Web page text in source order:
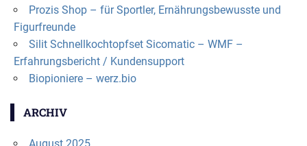
Prozis Shop – für Sportler, Ernährungsbewusste und
Figurfreunde
Silit Schnellkochtopfset Sicomatic – WMF –
Erfahrungsbericht / Kundensupport
Biopioniere – werz.bio
ARCHIV
August 2025